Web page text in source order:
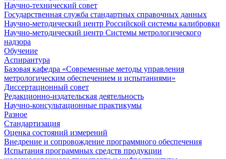
Научно-технический совет
Государственная служба стандартных справочных данных
Научно-методический центр Российской системы калибровки
Научно-методический центр Системы метрологического
надзора
Обучение
Аспирантура
Базовая кафедра «Современные методы управления
метрологическим обеспечением и испытаниями»
Диссертационный совет
Редакционно-издательская деятельность
Научно-консультационные практикумы
Разное
Стандартизация
Оценка состояний измерений
Внедрение и сопровождение программного обеспечения
Испытания программных средств продукции